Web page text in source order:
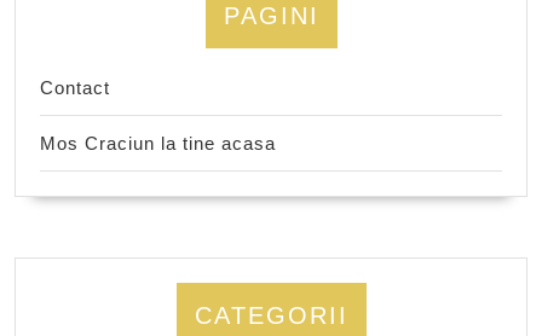
PAGINI
Contact
Mos Craciun la tine acasa
CATEGORII